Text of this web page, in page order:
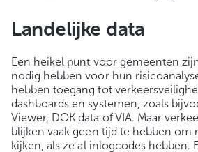
Landelijke data
Een heikel punt voor gemeenten
nodig hebben voor hun
hebben toegang tot
dashboards en systemen, zoals
Viewer, DOK data of VIA. Maar
blijken vaak geen tijd te hebben om
kijken, als ze al inlogcodes hebben.